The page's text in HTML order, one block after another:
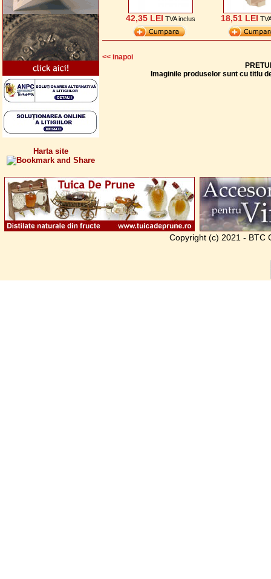
Harta site
42,35 LEI TVA inclus 18,51 LEI
<< inapoi
Imaginile produselor sunt cu titlu
Copyright (c) 2021 - BTC